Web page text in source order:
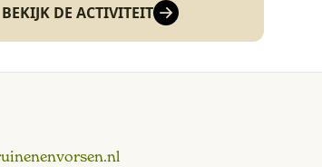
BEKIJK DE ACTIVITEIT